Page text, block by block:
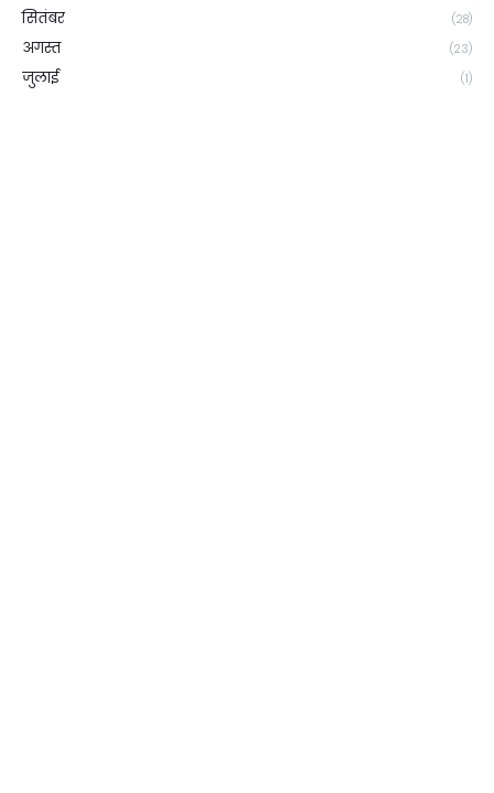
सितंबर (28)
अगस्त (23)
जुलाई (1)